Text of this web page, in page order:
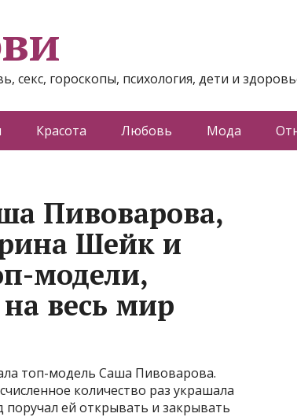
гороскопы, психология, дети и
Красота Любовь Мода
Пивоварова,
Шейк и
модели,
весь мир
топ-модель Саша Пивоварова.
количество раз украшала
ей открывать и закрывать